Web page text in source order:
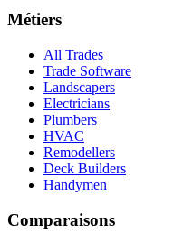
Métiers
All Trades
Trade Software
Landscapers
Electricians
Plumbers
HVAC
Remodellers
Deck Builders
Handymen
Comparaisons